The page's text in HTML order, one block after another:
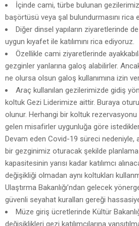
İçinde cami, türbe bulunan
başörtüsü veya şal bulundurmasını rica
Diğer dinsel yapıların ziyaretlerinde
uygun kıyafet ile katılımını rica ediyoruz.
Özellikle cami ziyaretlerinde
gezginler yanlarına galoş alabilirler.
ne olursa olsun galoş kullanımına izin
Araç kullanılan gezilerimizde gidiş
koltuk Gezi Liderimize aittir. Buraya
olunur. Herhangi bir koltuk
gelen misafirler uygunluğa göre
Devam eden Covid-19 süreci nedeniyle,
bir gezginimiz oturacak şekilde planlama
kapasitesinin yarısı kadar katılımcı
değişikliği olmadan aynı koltukları
Ulaştırma Bakanlığı’ndan gelecek
güvenli seyahat kuralları gereği
Müze giriş ücretlerinde Kültür
değişiklikleri gezi katılımcılarına